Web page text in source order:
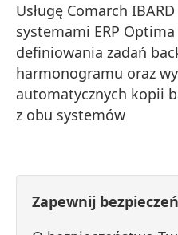
Usługę Comarch
systemami ERP Optima
definiowania zadań
harmonogramu oraz
automatycznych kopii
z obu systemów
Zapewnij